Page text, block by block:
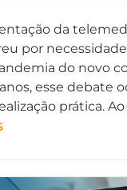
da
por
do novo
esse debate
prática.